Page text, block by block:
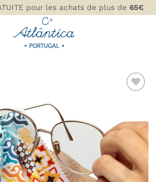
pour les achats de plus de 65€
LISTE DE
SOUHAITS